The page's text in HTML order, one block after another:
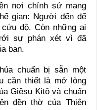
nơi chính sứ mạng
gian: Người đến để
độ. Còn những ai
sự phán xét vì đã
ban.
chuẩn bị sẵn một
cần thiết là mở lòng
Giêsu Kitô và chuẩn
đền thờ của Thiên